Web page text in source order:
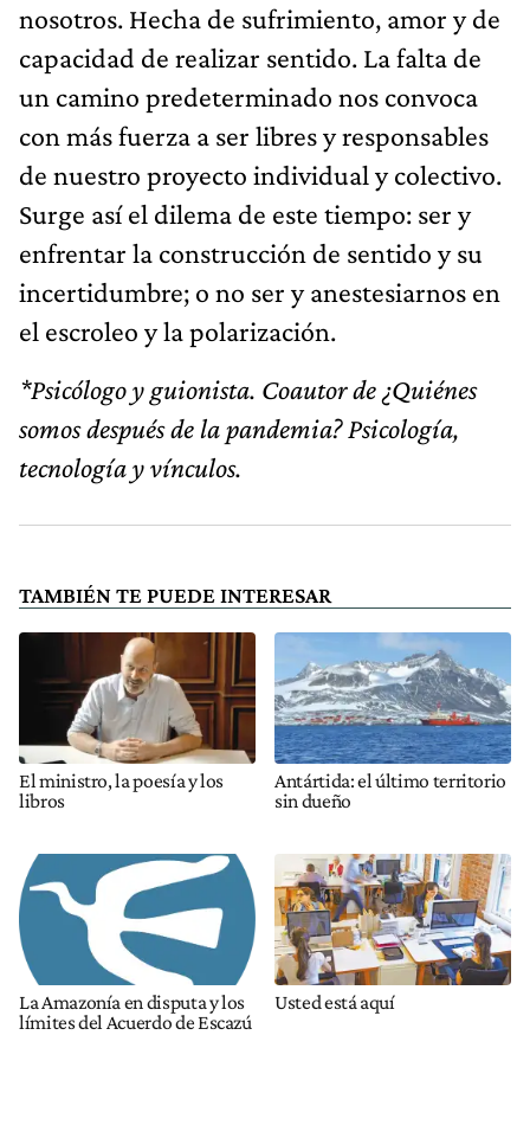
nosotros. Hecha de sufrimiento, amor y de
capacidad de realizar sentido. La falta de
un camino predeterminado nos convoca
con más fuerza a ser libres y responsables
de nuestro proyecto individual y colectivo.
Surge así el dilema de este tiempo: ser y
enfrentar la construcción de sentido y su
incertidumbre; o no ser y anestesiarnos en
el escroleo y la polarización.
*Psicólogo y guionista. Coautor de ¿Quiénes
somos después de la pandemia? Psicología,
tecnología y vínculos.
TAMBIÉN TE PUEDE INTERESAR
El ministro, la poesía y los
libros
Antártida: el último territorio
sin dueño
La Amazonía en disputa y los
límites del Acuerdo de Escazú
Usted está aquí